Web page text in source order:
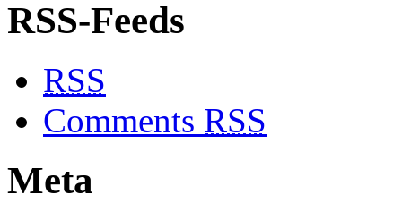
RSS-Feeds
RSS
Comments RSS
Meta